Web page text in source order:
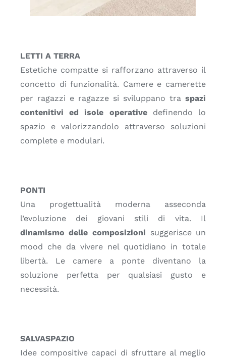
LETTI A TERRA
Estetiche compatte si rafforzano attraverso il
concetto di funzionalità. Camere e camerette
per ragazzi e ragazze si sviluppano traspazi
contenitivi ed isole operativedefinendo lo
spazio e valorizzandolo attraverso soluzioni
complete e modulari.
PONTI
Una progettualità moderna asseconda
l’evoluzione dei giovani stili di vita. Il
dinamismo delle composizioni suggerisce un
mood che da vivere nel quotidiano in totale
libertà. Le camere a ponte diventano la
soluzione perfetta per qualsiasi gusto e
necessità.
SALVASPAZIO
Idee compositive capaci di sfruttare al meglio